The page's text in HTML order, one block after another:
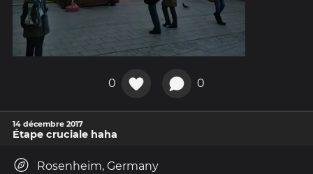
0 0
14 décembre 2017
Étape cruciale haha
Rosenheim, Germany